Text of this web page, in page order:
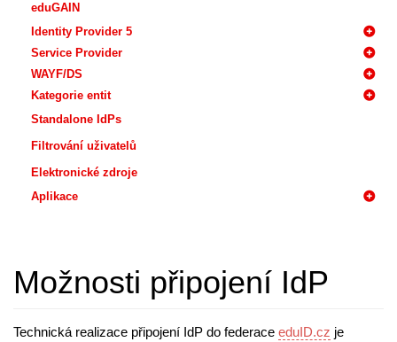
eduGAIN
Identity Provider 5
Service Provider
WAYF/DS
Kategorie entit
Standalone IdPs
Filtrování uživatelů
Elektronické zdroje
Aplikace
Možnosti připojení IdP
Technická realizace připojení IdP do federace eduID.cz je